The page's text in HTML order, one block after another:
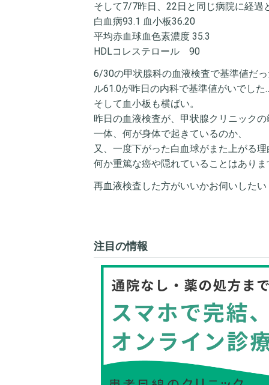
そして7/7昨日、22日と同じ病院に経過
白血病93.1 血小板36.20
平均赤血球血色素濃度 35.3
HDLコレステロール 90
6/30の甲状腺科の血液検査で基準値だ
ル61.0が昨日の内科で基準値がいでした
そして血小板も横ばい。
昨日の血液検査が、甲状腺クリニック
一体、何が身体で起きているのか、
又、一度下がった白血球がまた上がる
何か重篤な癌や隠れていることはありま
再血液検査した方がいいかお伺いしたい
注目の情報